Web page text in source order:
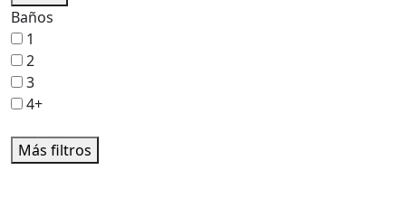
Baños
1
2
3
4+
Más filtros